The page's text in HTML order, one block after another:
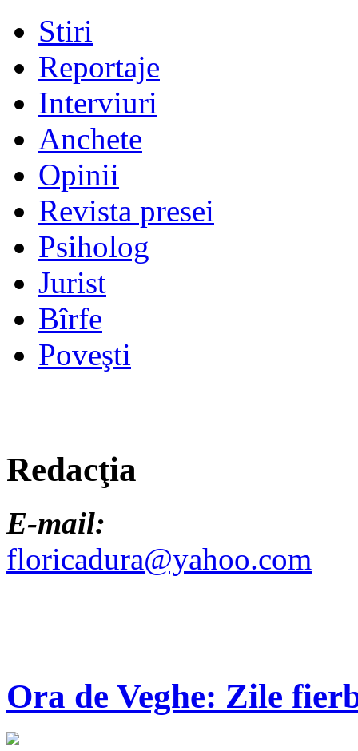
Stiri
Reportaje
Interviuri
Anchete
Opinii
Revista presei
Psiholog
Jurist
Bîrfe
Poveşti
Redacţia
E-mail:
floricadura@yahoo.com
Ora de Veghe: Zile